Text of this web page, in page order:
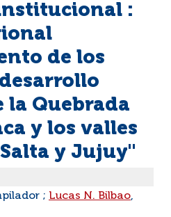
:
de los
Quebrada
y los valles
y Jujuy"
; Lucas N. Bilbao,